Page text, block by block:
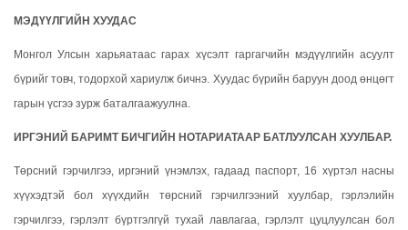
МЭДҮҮЛГИЙН ХУУДАС
Монгол Улсын харьяатаас гарах хүсэлт гаргагчийн мэдүүлгийн асуулт
бүрийг товч, тодорхой хариулж бичнэ. Хуудас бүрийн баруун доод өнцөгт
гарын үсгээ зурж баталгаажуулна.
ИРГЭНИЙ БАРИМТ БИЧГИЙН НОТАРИАТААР БАТЛУУЛСАН ХУУЛБАР.
Төрсний гэрчилгээ, иргэний үнэмлэх, гадаад паспорт, 16 хүртэл насны
хүүхэдтэй бол хүүхдийн төрсний гэрчилгээний хуулбар, гэрлэлийн
гэрчилгээ, гэрлэлт бүртгэлгүй тухай лавлагаа, гэрлэлт цуцлуулсан бол